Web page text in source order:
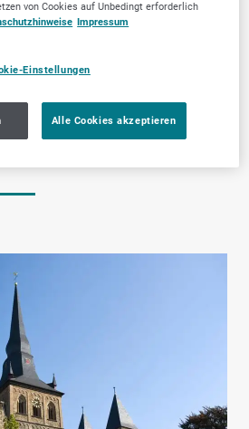
Zahnärztliche
Dienstleistungen
von Cookies auf Unbedingt erforderlich
Impressum
Einstellungen
Alle Cookies akzeptieren